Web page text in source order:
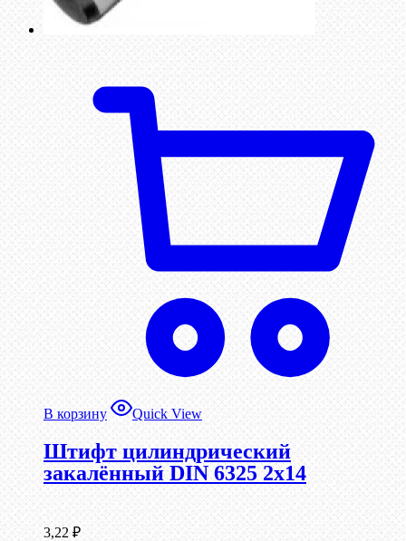
В корзину Quick View
Штифт цилиндрический
закалённый DIN 6325 2х14
3,22 ₽